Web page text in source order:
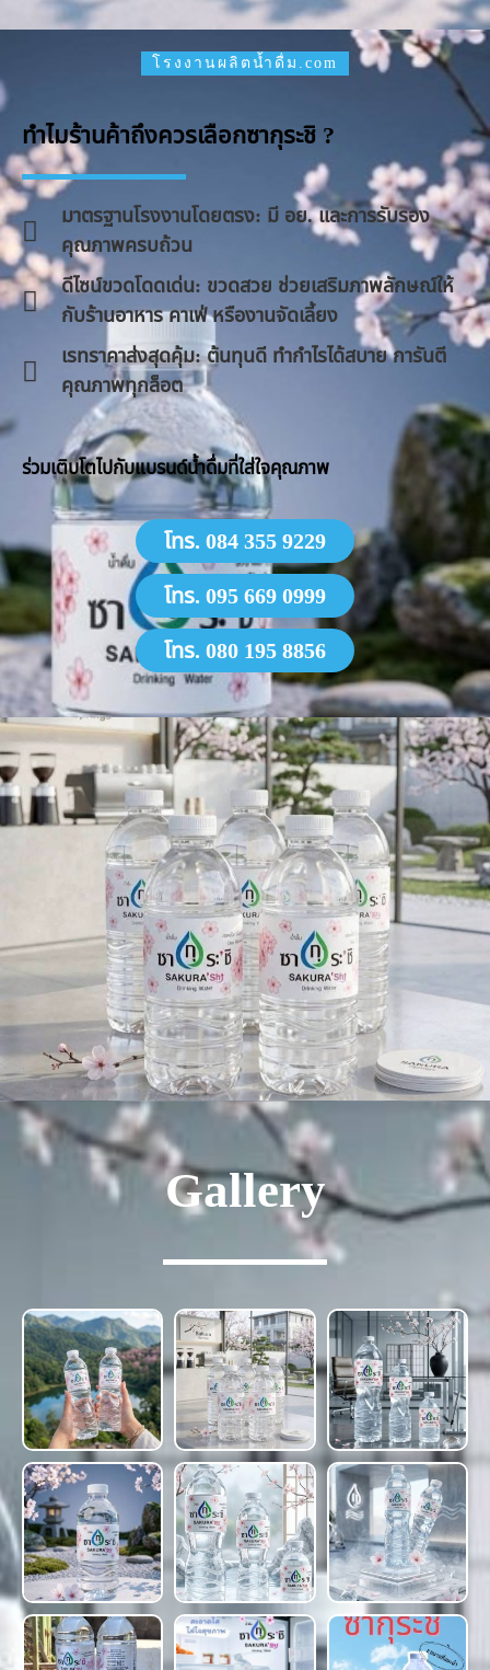
โรงงานผลิตน้ำดื่ม.com
ทำไมร้านค้าถึงควรเลือกซากุระชิ ?
มาตรฐานโรงงานโดยตรง: มี อย. และการรับรอง
คุณภาพครบถ้วน
ดีไซน์ขวดโดดเด่น: ขวดสวย ช่วยเสริมภาพลักษณ์ให้
กับร้านอาหาร คาเฟ่ หรืองานจัดเลี้ยง
​เรทราคาส่งสุดคุ้ม: ต้นทุนดี ทำกำไรได้สบาย การันตี
คุณภาพทุกล็อต
​ร่วมเติบโตไปกับแบรนด์น้ำดื่มที่ใส่ใจคุณภาพ
โทร. 084 355 9229
โทร. 095 669 0999
โทร. 080 195 8856
Gallery